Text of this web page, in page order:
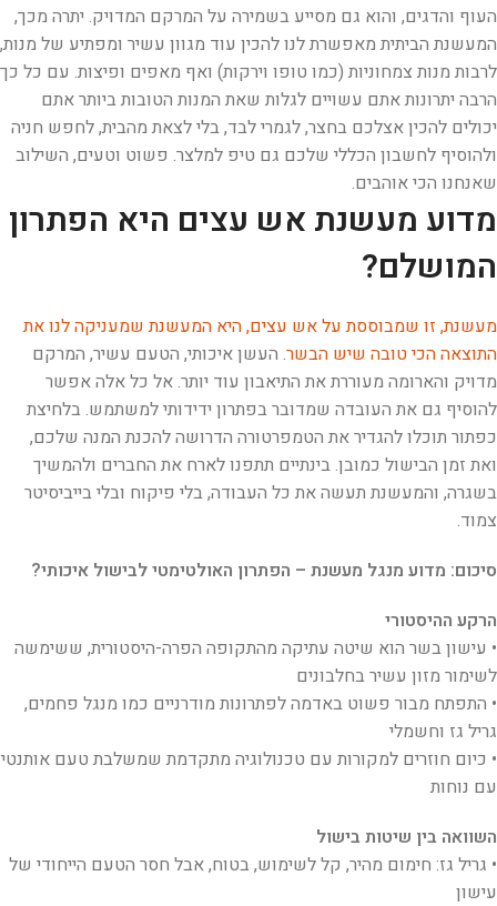
העוף והדגים, והוא גם מסייע בשמירה על המרקם המדויק. יתרה מכך,
המעשנת הביתית מאפשרת לנו להכין עוד מגוון עשיר ומפתיע של מנות,
לרבות מנות צמחוניות (כמו טופו וירקות) ואף מאפים ופיצות. עם כל כך
הרבה יתרונות אתם עשויים לגלות שאת המנות הטובות ביותר אתם
יכולים להכין אצלכם בחצר, לגמרי לבד, בלי לצאת מהבית, לחפש חניה
ולהוסיף לחשבון הכללי שלכם גם טיפ למלצר. פשוט וטעים, השילוב
שאנחנו הכי אוהבים.
מדוע מעשנת אש עצים היא הפתרון
המושלם?
מעשנת, זו שמבוססת על אש עצים, היא המעשנת שמעניקה לנו את
התוצאה הכי טובה שיש הבשר. העשן איכותי, הטעם עשיר, המרקם
מדויק והארומה מעוררת את התיאבון עוד יותר. אל כל אלה אפשר
להוסיף גם את העובדה שמדובר בפתרון ידידותי למשתמש. בלחיצת
כפתור תוכלו להגדיר את הטמפרטורה הדרושה להכנת המנה שלכם,
ואת זמן הבישול כמובן. בינתיים תתפנו לארח את החברים ולהמשיך
בשגרה, והמעשנת תעשה את כל העבודה, בלי פיקוח ובלי בייביסיטר
צמוד.
סיכום: מדוע מנגל מעשנת – הפתרון האולטימטי לבישול איכותי?
הרקע ההיסטורי
• עישון בשר הוא שיטה עתיקה מהתקופה הפרה-היסטורית, ששימשה
לשימור מזון עשיר בחלבונים
• התפתח מבור פשוט באדמה לפתרונות מודרניים כמו מנגל פחמים,
גריל גז וחשמלי
• כיום חוזרים למקורות עם טכנולוגיה מתקדמת שמשלבת טעם אותנטי
עם נוחות
השוואה בין שיטות בישול
• גריל גז: חימום מהיר, קל לשימוש, בטוח, אבל חסר הטעם הייחודי של
עישון